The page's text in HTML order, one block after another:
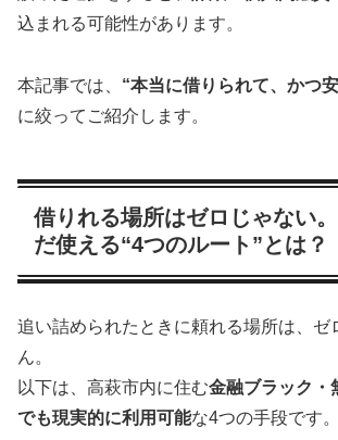
込まれる可能性があります。
本記事では、 “本当に借りられて、かつ
に絞ってご紹介します。
借りれる場所はゼロじゃない
だ使える“4つのルート”とは？
追い詰められたときに頼れる場所は、ゼ
ん。
以下は、高萩市内に住む金融ブラック・
でも現実的に利用可能な4つの手段です。